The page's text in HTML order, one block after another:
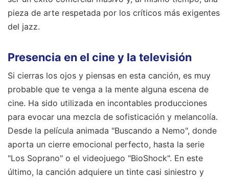
pieza de arte respetada por los críticos más exigentes
del jazz.
Presencia en el cine y la televisión
Si cierras los ojos y piensas en esta canción, es muy
probable que te venga a la mente alguna escena de
cine. Ha sido utilizada en incontables producciones
para evocar una mezcla de sofisticación y melancolía.
Desde la película animada "Buscando a Nemo", donde
aporta un cierre emocional perfecto, hasta la serie
"Los Soprano" o el videojuego "BioShock". En este
último, la canción adquiere un tinte casi siniestro y